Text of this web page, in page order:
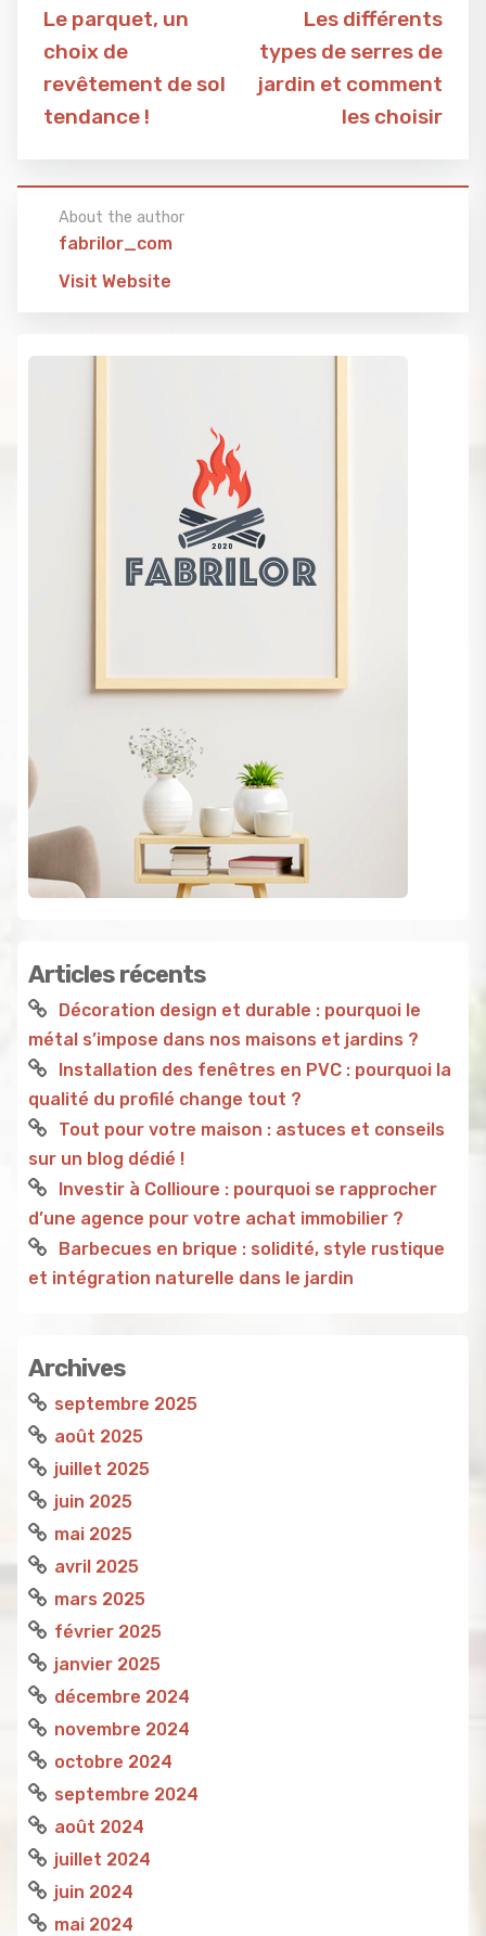
Le parquet, un
choix de
revêtement de sol
tendance !
Les différents
types de serres de
jardin et comment
les choisir
About the author
fabrilor_com
Visit Website
Articles récents
Décoration design et durable : pourquoi le
métal s’impose dans nos maisons et jardins ?
Installation des fenêtres en PVC : pourquoi la
qualité du profilé change tout ?
Tout pour votre maison : astuces et conseils
sur un blog dédié !
Investir à Collioure : pourquoi se rapprocher
d’une agence pour votre achat immobilier ?
Barbecues en brique : solidité, style rustique
et intégration naturelle dans le jardin
Archives
septembre 2025
août 2025
juillet 2025
juin 2025
mai 2025
avril 2025
mars 2025
février 2025
janvier 2025
décembre 2024
novembre 2024
octobre 2024
septembre 2024
août 2024
juillet 2024
juin 2024
mai 2024